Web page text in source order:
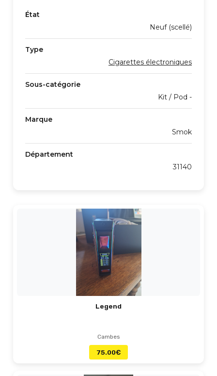
État
Neuf (scellé)
Type
Cigarettes électroniques
Sous-catégorie
Kit / Pod -
Marque
Smok
Département
31140
Legend
Cambes
75.00€